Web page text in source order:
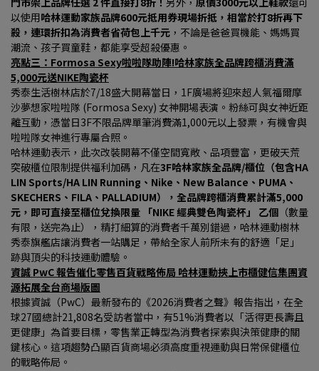
以使用哈林運動家族品牌600元抵用券現場折抵，相當於打8折再下
殺，連環折扣為消費者省荷包上千元 ，不論是爸爸買機能、媽媽買
潮流、孩子買童鞋，都能享受超殺優惠。
亮點三：Formosa Sexy啦啦隊助陣!哈林家族全品牌跨櫃消費滿
5,000元送NIKE陶瓷杯
秀泰生活樹林店於7/18盛大開幕當日，1F廣場將迎來超人氣福爾摩
沙夢想家啦啦隊 (Formosa Sexy) 女神開場表演。粉絲可與女神近距
離互動，憑當日3F不限品牌單筆消費滿1,000元以上發票，有機會與
啦啦隊女神進行專屬合照。
哈林運動表示，此次改裝開幕不僅空間寬敞、品項豐富，更破天荒
突破櫃位限制提供福利加碼，凡在3F哈林家族全品牌/櫃位（包含HA
LIN Sports/HA LIN Running、Nike、New Balance、PUMA、
SKECHERS、FILA、PALLADIUM），全品牌跨櫃消費累計滿5,000
元，即可直接至櫃位兌換限量 「NIKE 經典雙色陶瓷杯」 乙個 （數量
有限，送完為止），精打細算的消費者千萬別錯過，哈林運動樹林
秀泰旗艦店讓消費者一站購足，帶給全家人前所未有的舒適「足」
跡與頂尖的科技運動體驗。
資誠 PwC 報告催化零售百貨戰略佈局 哈林運動挾上市櫃健信集團資
源拓展全台商場版圖
根據資誠（PwC）最新發布的《2026消費者之聲》報告指出，在全
球27國總計21,808名受訪者當中，有51%消費者以「活得更長壽且
更健康」為首要目標，零售業正轉型為消費者探索與決策健康的關
鍵核心。這項趨勢凸顯百貨商場必須高度重視運動與日常保健櫃位
的戰略佈局。